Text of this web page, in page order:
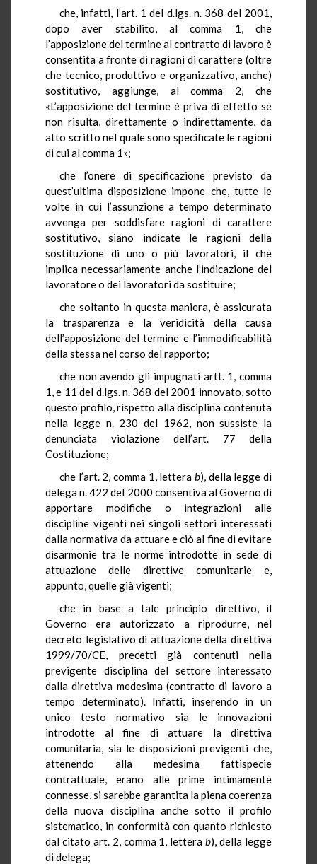
che, infatti, l’art. 1 del d.lgs. n. 368 del 2001,
dopo aver stabilito, al comma 1, che
l’apposizione del termine al contratto di lavoro è
consentita a fronte di ragioni di carattere (oltre
che tecnico, produttivo e organizzativo, anche)
sostitutivo, aggiunge, al comma 2, che
«L’apposizione del termine è priva di effetto se
non risulta, direttamente o indirettamente, da
atto scritto nel quale sono specificate le ragioni
di cui al comma 1»;
che l’onere di specificazione previsto da
quest’ultima disposizione impone che, tutte le
volte in cui l’assunzione a tempo determinato
avvenga per soddisfare ragioni di carattere
sostitutivo, siano indicate le ragioni della
sostituzione di uno o più lavoratori, il che
implica necessariamente anche l’indicazione del
lavoratore o dei lavoratori da sostituire;
che soltanto in questa maniera, è assicurata
la trasparenza e la veridicità della causa
dell’apposizione del termine e l’immodificabilità
della stessa nel corso del rapporto;
che non avendo gli impugnati artt. 1, comma
1, e 11 del d.lgs. n. 368 del 2001 innovato, sotto
questo profilo, rispetto alla disciplina contenuta
nella legge n. 230 del 1962, non sussiste la
denunciata violazione dell’art. 77 della
Costituzione;
che l’art. 2, comma 1, lettera b), della legge di
delega n. 422 del 2000 consentiva al Governo di
apportare modifiche o integrazioni alle
discipline vigenti nei singoli settori interessati
dalla normativa da attuare e ciò al fine di evitare
disarmonie tra le norme introdotte in sede di
attuazione delle direttive comunitarie e,
appunto, quelle già vigenti;
che in base a tale principio direttivo, il
Governo era autorizzato a riprodurre, nel
decreto legislativo di attuazione della direttiva
1999/70/CE, precetti già contenuti nella
previgente disciplina del settore interessato
dalla direttiva medesima (contratto di lavoro a
tempo determinato). Infatti, inserendo in un
unico testo normativo sia le innovazioni
introdotte al fine di attuare la direttiva
comunitaria, sia le disposizioni previgenti che,
attenendo alla medesima fattispecie
contrattuale, erano alle prime intimamente
connesse, si sarebbe garantita la piena coerenza
della nuova disciplina anche sotto il profilo
sistematico, in conformità con quanto richiesto
dal citato art. 2, comma 1, letterab), della legge
di delega;